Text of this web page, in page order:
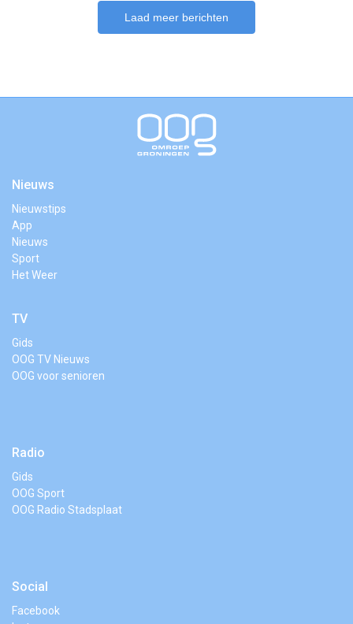
Laad meer berichten
Nieuws
Nieuwstips
App
Nieuws
Sport
Het Weer
TV
Gids
OOG TV Nieuws
OOG voor senioren
Radio
Gids
OOG Sport
OOG Radio Stadsplaat
Social
Facebook